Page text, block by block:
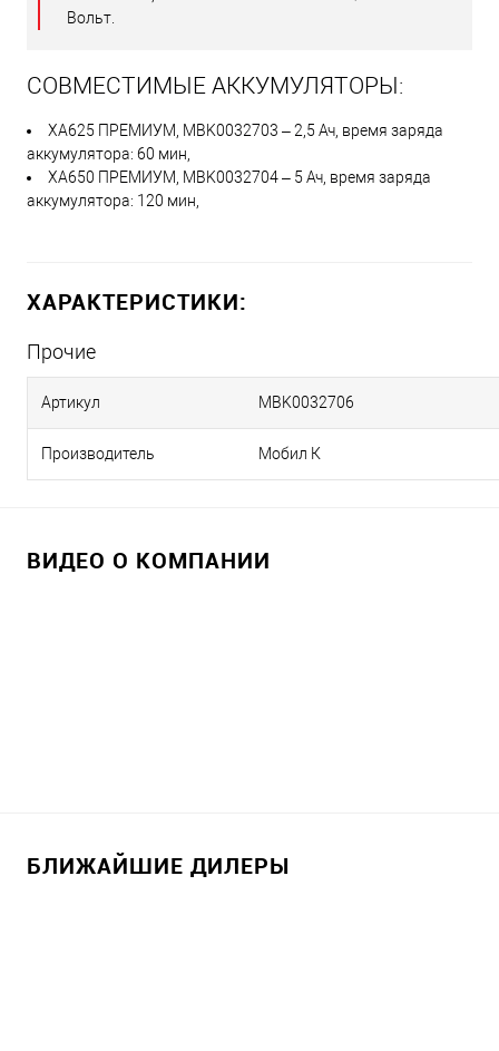
Вольт.
СОВМЕСТИМЫЕ АККУМУЛЯТОРЫ:
XA625 ПРЕМИУМ, MBK0032703 – 2,5 Ач, время заряда
аккумулятора: 60 мин,
XA650 ПРЕМИУМ, MBK0032704 – 5 Ач, время заряда
аккумулятора: 120 мин,
ХАРАКТЕРИСТИКИ:
Прочие
Артикул MBK0032706
Производитель Мобил К
ВИДЕО О КОМПАНИИ
БЛИЖАЙШИЕ ДИЛЕРЫ